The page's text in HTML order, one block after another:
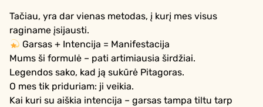
Tačiau, yra dar vienas metodas, į kurį mes visus
raginame įsijausti.
Garsas + Intencija = Manifestacija
Mums ši formulė – pati artimiausia širdžiai.
Legendos sako, kad ją sukūrė Pitagoras.
O mes tik priduriam: ji veikia.
Kai kuri su aiškia intencija – garsas tampa tiltu tarp